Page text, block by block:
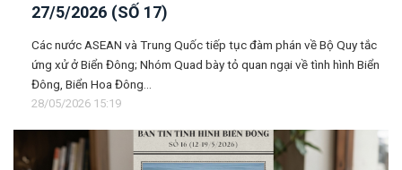
27/5/2026 (SỐ 17)
Các nước ASEAN và Trung Quốc tiếp tục đàm phán về Bộ Quy tắc
ứng xử ở Biển Đông; Nhóm Quad bày tỏ quan ngại về tình hình Biển
Đông, Biển Hoa Đông...
28/05/2026 15:19